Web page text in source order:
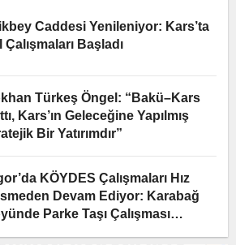
Caddesi Yenileniyor: Kars’ta
Çalışmaları Başladı
Türkeş Öngel: “Bakü–Kars
Kars’ın Geleceğine Yapılmış
Bir Yatırımdır”
KÖYDES Çalışmaları Hız
Devam Ediyor: Karabağ
Parke Taşı Çalışması